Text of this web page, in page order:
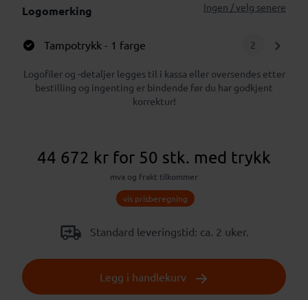
Logomerking Ingen / velg senere
Tampotrykk - 1 farge 2
Logofiler og -detaljer legges til i kassa eller oversendes etter
bestilling og ingenting er bindende før du har godkjent
korrektur!
44 672 kr for 50 stk. med trykk
mva og frakt tilkommer
vis prisberegning
Standard leveringstid: ca. 2 uker.
Legg i handlekurv